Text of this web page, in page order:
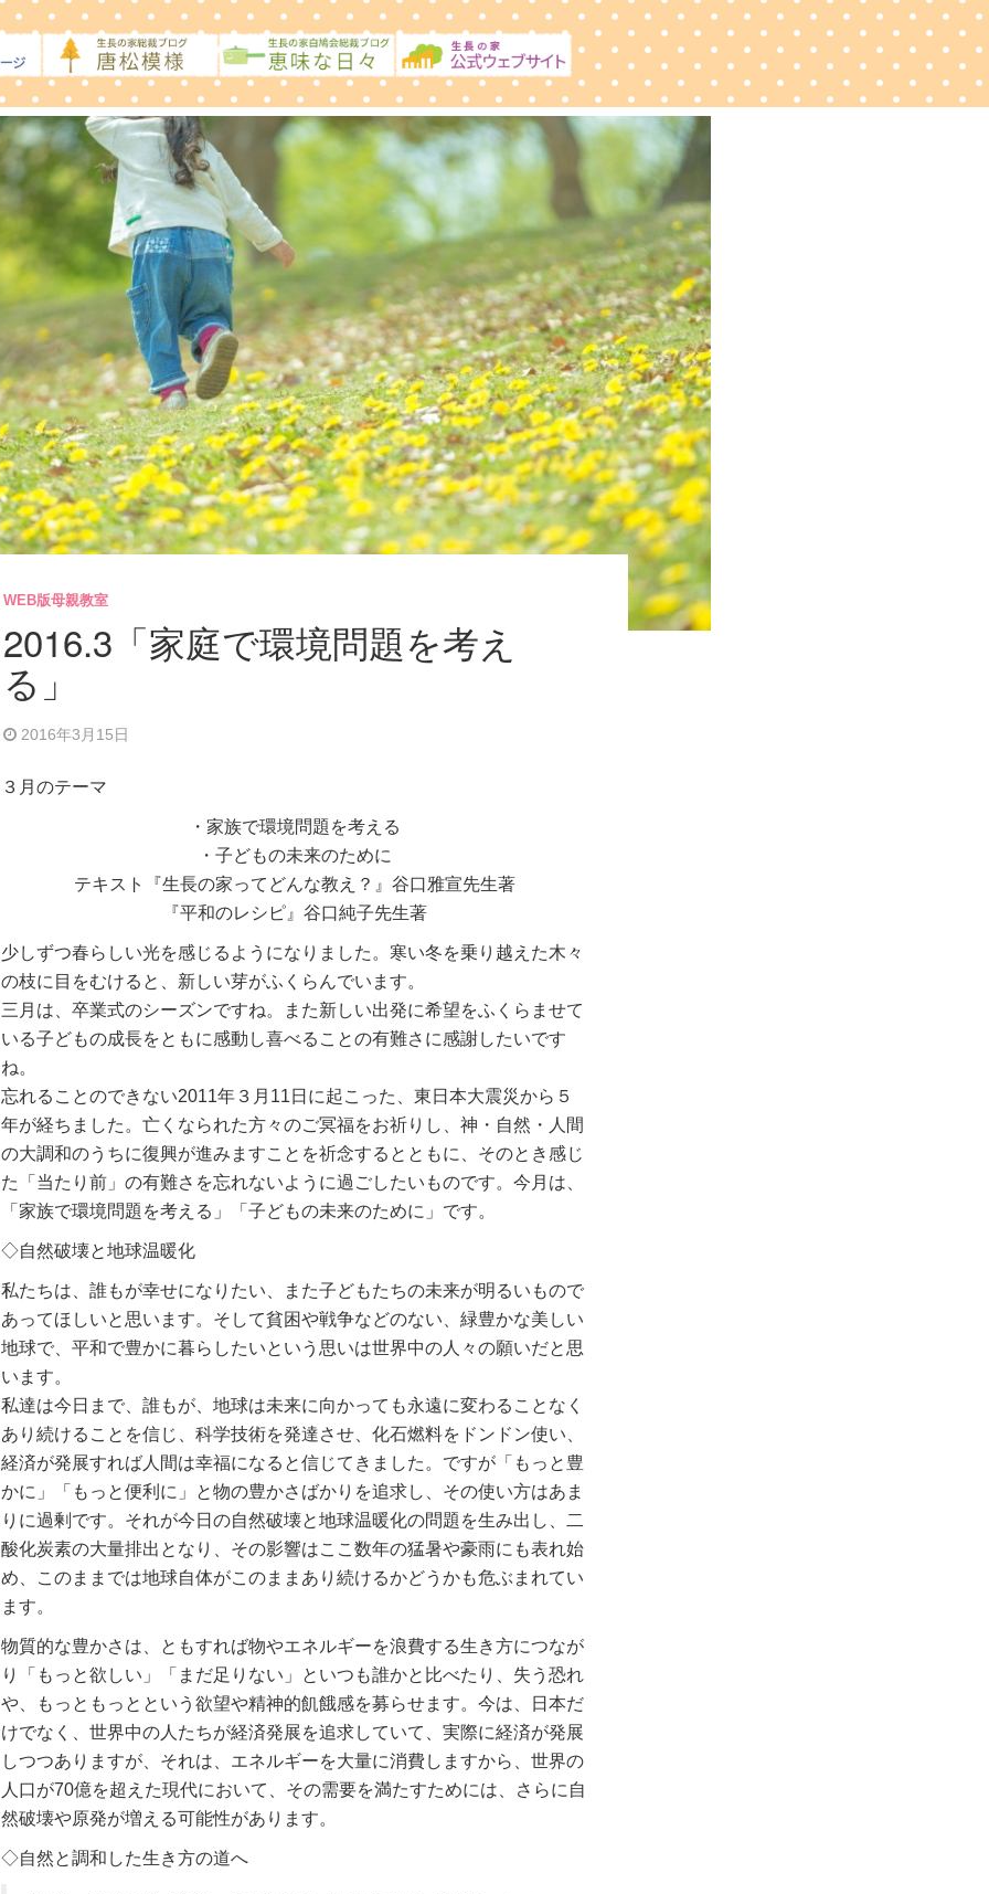
WEB版母親教室
2016.3「家庭で環境問題を考え
る」
2016年3月15日
３月のテーマ
・家族で環境問題を考える
・子どもの未来のために
テキスト『生長の家ってどんな教え？』谷口雅宣先生著
『平和のレシピ』谷口純子先生著
少しずつ春らしい光を感じるようになりました。寒い冬を乗り越えた木々
の枝に目をむけると、新しい芽がふくらんでいます。
三月は、卒業式のシーズンですね。また新しい出発に希望をふくらませて
いる子どもの成長をともに感動し喜べることの有難さに感謝したいです
ね。
忘れることのできない2011年３月11日に起こった、東日本大震災から５
年が経ちました。亡くなられた方々のご冥福をお祈りし、神・自然・人間
の大調和のうちに復興が進みますことを祈念するとともに、そのとき感じ
た「当たり前」の有難さを忘れないように過ごしたいものです。今月は、
「家族で環境問題を考える」「子どもの未来のために」です。
◇自然破壊と地球温暖化
私たちは、誰もが幸せになりたい、また子どもたちの未来が明るいもので
あってほしいと思います。そして貧困や戦争などのない、緑豊かな美しい
地球で、平和で豊かに暮らしたいという思いは世界中の人々の願いだと思
います。
私達は今日まで、誰もが、地球は未来に向かっても永遠に変わることなく
あり続けることを信じ、科学技術を発達させ、化石燃料をドンドン使い、
経済が発展すれば人間は幸福になると信じてきました。ですが「もっと豊
かに」「もっと便利に」と物の豊かさばかりを追求し、その使い方はあま
りに過剰です。それが今日の自然破壊と地球温暖化の問題を生み出し、二
酸化炭素の大量排出となり、その影響はここ数年の猛暑や豪雨にも表れ始
め、このままでは地球自体がこのままあり続けるかどうかも危ぶまれてい
ます。
物質的な豊かさは、ともすれば物やエネルギーを浪費する生き方につなが
り「もっと欲しい」「まだ足りない」といつも誰かと比べたり、失う恐れ
や、もっともっとという欲望や精神的飢餓感を募らせます。今は、日本だ
けでなく、世界中の人たちが経済発展を追求していて、実際に経済が発展
しつつありますが、それは、エネルギーを大量に消費しますから、世界の
人口が70億を超えた現代において、その需要を満たすためには、さらに自
然破壊や原発が増える可能性があります。
◇自然と調和した生き方の道へ